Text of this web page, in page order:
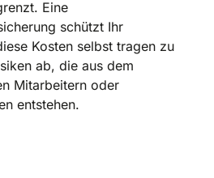
Eine
schützt Ihr
Kosten selbst tragen zu
ab, die aus dem
Mitarbeitern oder
entstehen.